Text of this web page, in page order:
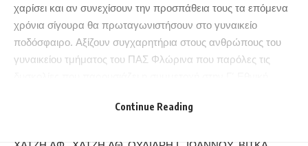
χαρίσει και αν συνεχίσουν την προσπάθεια τους τα επόμενα
χρόνια σίγουρα θα πρωταγωνιστήσουν στο γυναικείο
ποδόσφαιρο. Αξίζουν συγχαρητήρια στους ανθρώπους του
γυναικείου τμήματος του ΠΑΣ Φλώρινα που παρόλες τις
συμμετοχή στα εθνικά πρωταθλήματα της ΕΠΟ.
Continue Reading